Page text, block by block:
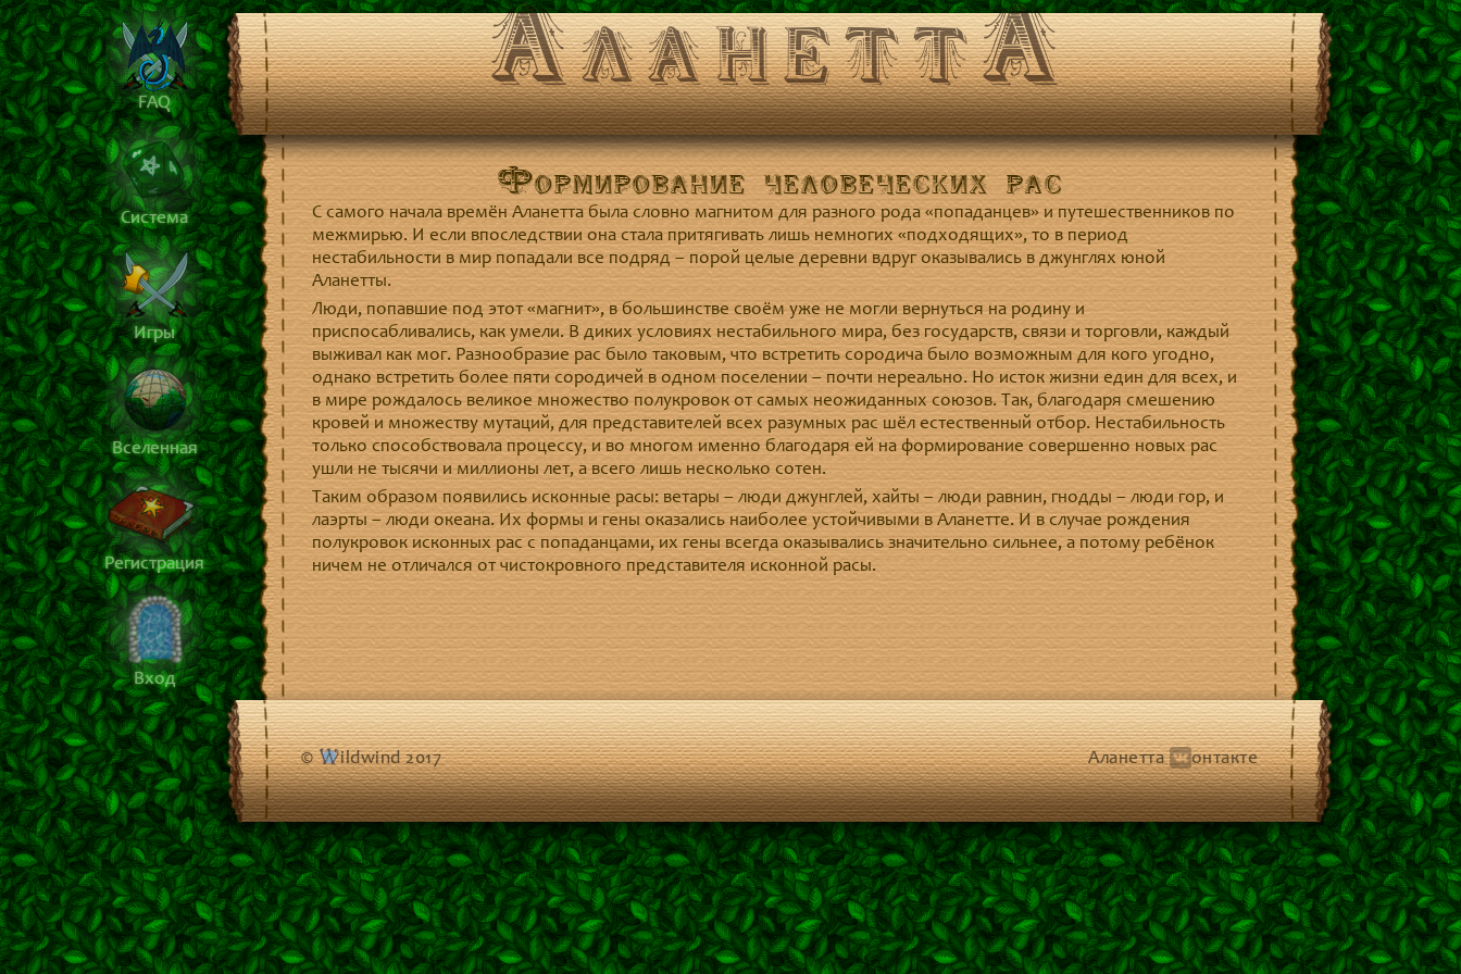
FAQ
Система
Игры
Вселенная
Регистрация
Вход
АланеттА
Формирование человеческих рас
С самого начала времён Аланетта была словно магнитом для разного рода «попаданцев» и путешественников по
межмирью. И если впоследствии она стала притягивать лишь немногих «подходящих», то в период
нестабильности в мир попадали все подряд – порой целые деревни вдруг оказывались в джунглях юной
Аланетты.
Люди, попавшие под этот «магнит», в большинстве своём уже не могли вернуться на родину и
приспосабливались, как умели. В диких условиях нестабильного мира, без государств, связи и торговли, каждый
выживал как мог. Разнообразие рас было таковым, что встретить сородича было возможным для кого угодно,
однако встретить более пяти сородичей в одном поселении – почти нереально. Но исток жизни един для всех, и
в мире рождалось великое множество полукровок от самых неожиданных союзов. Так, благодаря смешению
кровей и множеству мутаций, для представителей всех разумных рас шёл естественный отбор. Нестабильность
только способствовала процессу, и во многом именно благодаря ей на формирование совершенно новых рас
ушли не тысячи и миллионы лет, а всего лишь несколько сотен.
Таким образом появились исконные расы: ветары – люди джунглей, хайты – люди равнин, гнодды – люди гор, и
лаэрты – люди океана. Их формы и гены оказались наиболее устойчивыми в Аланетте. И в случае рождения
полукровок исконных рас с попаданцами, их гены всегда оказывались значительно сильнее, а потому ребёнок
ничем не отличался от чистокровного представителя исконной расы.
© ildwind 2017 Аланетта онтакте